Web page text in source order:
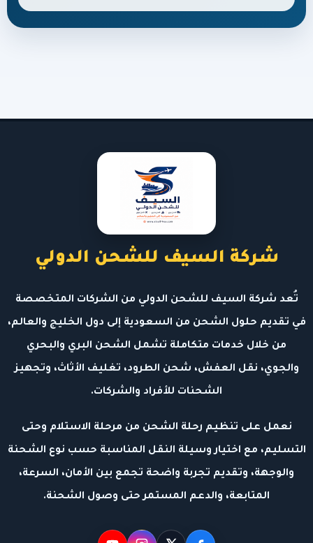
شركة السيف للشحن الدولي
تُعد شركة السيف للشحن الدولي من الشركات المتخصصة
في تقديم حلول الشحن من السعودية إلى دول الخليج والعالم،
من خلال خدمات متكاملة تشمل الشحن البري والبحري
والجوي، نقل العفش، شحن الطرود، تغليف الأثاث، وتجهيز
الشحنات للأفراد والشركات.
نعمل على تنظيم رحلة الشحن من مرحلة الاستلام وحتى
التسليم، مع اختيار وسيلة النقل المناسبة حسب نوع الشحنة
والوجهة، وتقديم تجربة واضحة تجمع بين الأمان، السرعة،
المتابعة، والدعم المستمر حتى وصول الشحنة.